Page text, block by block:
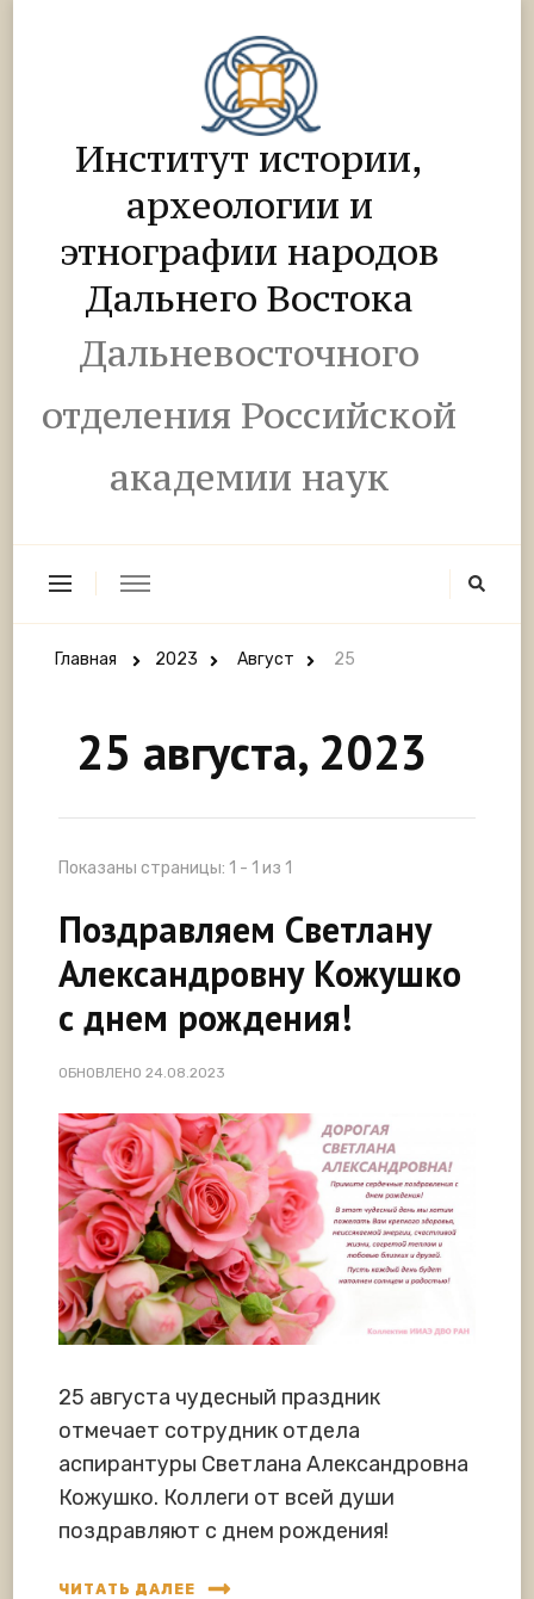
Институт истории,
археологии и
этнографии народов
Дальнего Востока
Дальневосточного
отделения Российской
академии наук
Главная 2023 Август 25
25 августа, 2023
Показаны страницы: 1 - 1 из 1
Поздравляем Светлану
Александровну Кожушко
с днем рождения!
ОБНОВЛЕНО 24.08.2023
25 августа чудесный праздник
отмечает сотрудник отдела
аспирантуры Светлана Александровна
Кожушко. Коллеги от всей души
поздравляют с днем рождения!
ЧИТАТЬ ДАЛЕЕ